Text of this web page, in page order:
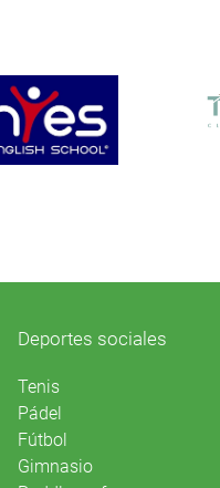
Deportes sociales
Tenis
Pádel
Fútbol
Gimnasio